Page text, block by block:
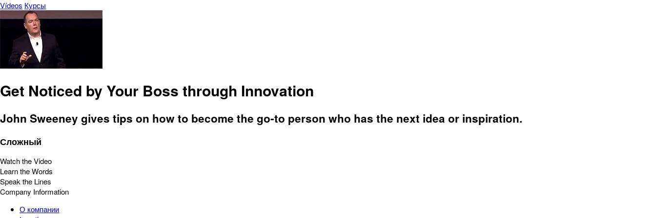
Vídeos Курсы
Get Noticed by Your Boss through Innovation
John Sweeney gives tips on how to become the go-to person who has the next idea or inspiration.
Сложный
Watch the Video
Learn the Words
Speak the Lines
Company Information
О компании